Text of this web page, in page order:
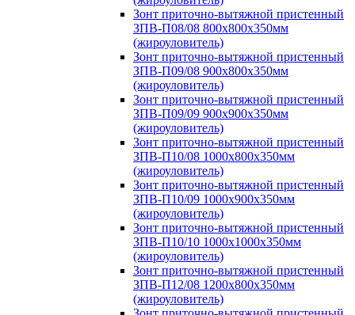
Зонт приточно-вытяжной пристенный
ЗПВ-П08/08 800х800х350мм
(жироуловитель)
Зонт приточно-вытяжной пристенный
ЗПВ-П09/08 900х800х350мм
(жироуловитель)
Зонт приточно-вытяжной пристенный
ЗПВ-П09/09 900х900х350мм
(жироуловитель)
Зонт приточно-вытяжной пристенный
ЗПВ-П10/08 1000х800х350мм
(жироуловитель)
Зонт приточно-вытяжной пристенный
ЗПВ-П10/09 1000х900х350мм
(жироуловитель)
Зонт приточно-вытяжной пристенный
ЗПВ-П10/10 1000х1000х350мм
(жироуловитель)
Зонт приточно-вытяжной пристенный
ЗПВ-П12/08 1200х800х350мм
(жироуловитель)